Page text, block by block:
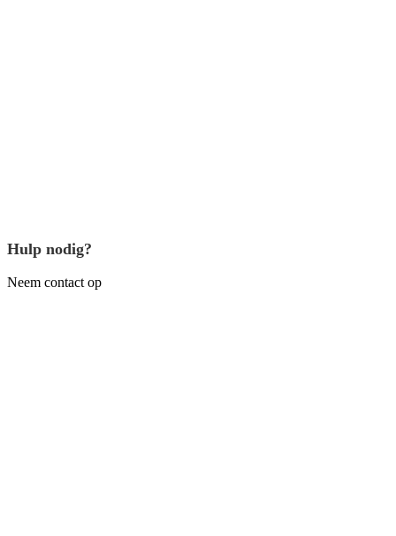
Hulp nodig?
Neem contact op